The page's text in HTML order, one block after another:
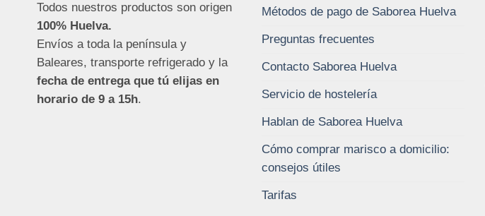
Todos nuestros productos son origen
100% Huelva.
Envíos a toda la península y
Baleares, transporte refrigerado y la
fecha de entrega que tú elijas en
horario de 9 a 15h.
Métodos de pago de Saborea Huelva
Preguntas frecuentes
Contacto Saborea Huelva
Servicio de hostelería
Hablan de Saborea Huelva
Cómo comprar marisco a domicilio:
consejos útiles
Tarifas